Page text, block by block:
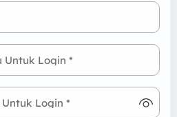
Untuk Login *
Login *